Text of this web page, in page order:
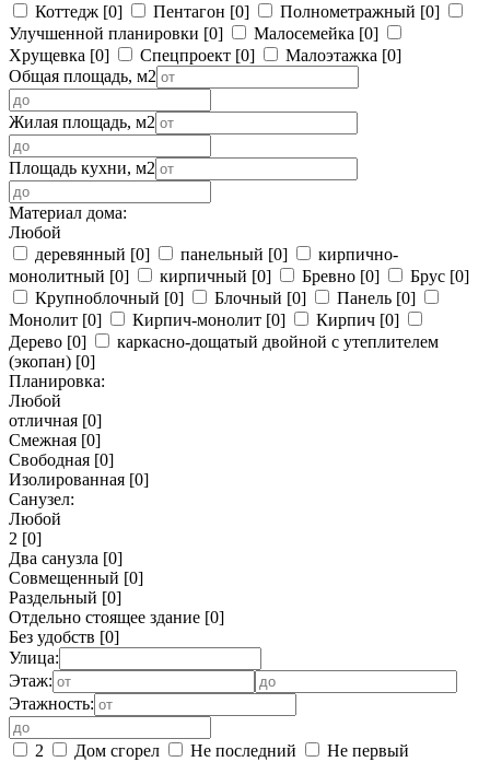
Коттедж [0] Пентагон [0] Полнометражный [0]
Улучшенной планировки [0] Малосемейка [0]
Хрущевка [0] Спецпроект [0] Малоэтажка [0]
Общая площадь, м2
Жилая площадь, м2
Площадь кухни, м2
Материал дома:
Любой
деревянный [0] панельный [0]
кирпично-
монолитный [0] кирпичный [0] Бревно [0] Брус [0]
Крупноблочный [0] Блочный [0] Панель [0]
Монолит [0] Кирпич-монолит [0] Кирпич [0]
Дерево [0]
каркасно-дощатый двойной с утеплителем
(экопан) [0]
Планировка:
Любой
отличная [0]
Смежная [0]
Свободная [0]
Изолированная [0]
Санузел:
Любой
2 [0]
Два санузла [0]
Совмещенный [0]
Раздельный [0]
Отдельно стоящее здание [0]
Без удобств [0]
Улица:
Этаж:
Этажность:
2 Дом сгорел Не последний
Не первый